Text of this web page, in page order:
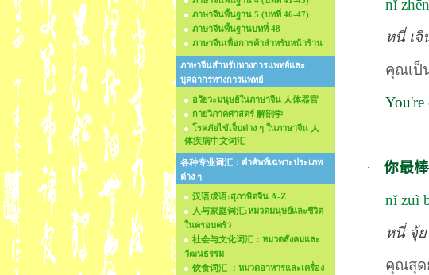
ภาษาจีนพื้นฐาน 5 (บทที่ 46-47)
ภาษาจีนพื้นฐานบทที่ 48
ภาษาจีนเพื่อการค้าสำหรับหน้าร้าน
ภาษาจีนสำหรับทางการแพทย์และ
บุคลากรทางการแพทย์
อวัยวะมนุษย์ในภาษาจีน 人体器官
กายวิภาคศาสตร์ 解剖学
โรคภัยไข้เจ็บต่าง ๆ ในภาษาจีน 人
体疾病中文词汇
各种专业词汇：คำศัพท์เฉพาะประเภท
ต่าง ๆ
汉语成语:สุภาษิตจีน A-Z
人与家庭词汇:หมวดมนุษย์และชีวิต
ในครอบครัว
社会与文化词汇：หมวดสังคมและ
วัฒนธรรม
饮食词汇 ：หมวดอาหารและเครื่อง
nĭ
หนี่ เ
คุณเป็
·
你最棒
nĭ zuì
หนี่ จุ้ย
คุณสุด